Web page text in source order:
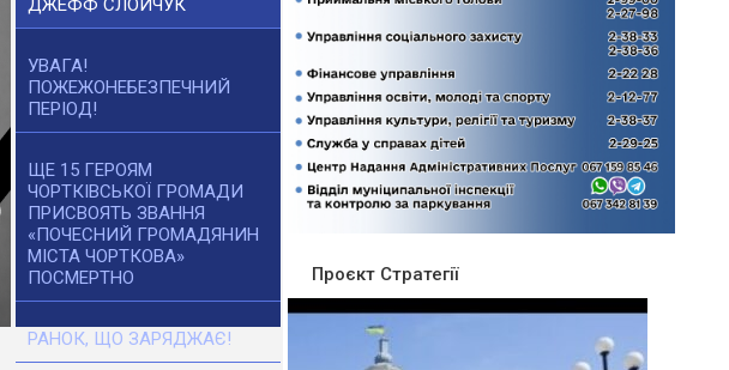
ДЖЕФФ СЛОЙЧУК
УВАГА!
ПОЖЕЖОНЕБЕЗПЕЧНИЙ
ПЕРІОД!
ЩЕ 15 ГЕРОЯМ
ЧОРТКІВСЬКОЇ ГРОМАДИ
ПРИСВОЯТЬ ЗВАННЯ
«ПОЧЕСНИЙ ГРОМАДЯНИН
МІСТА ЧОРТКОВА»
ПОСМЕРТНО
РАНОК, ЩО ЗАРЯДЖАЄ!
Проєкт Стратегії